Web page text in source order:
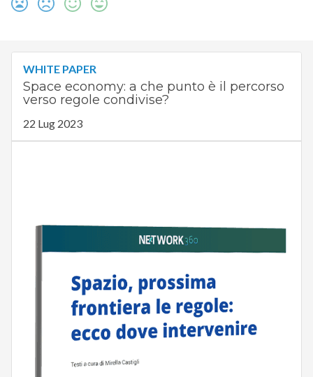
WHITE PAPER
Space economy: a che punto è il percorso
verso regole condivise?
22 Lug 2023